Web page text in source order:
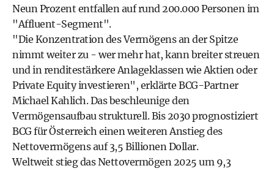
Neun Prozent entfallen auf rund 200.000 Personen im
"Affluent-Segment".
"Die Konzentration des Vermögens an der Spitze
nimmt weiter zu - wer mehr hat, kann breiter streuen
und in renditestärkere Anlageklassen wie Aktien oder
Private Equity investieren", erklärte BCG-Partner
Michael Kahlich. Das beschleunige den
Vermögensaufbau strukturell. Bis 2030 prognostiziert
BCG für Österreich einen weiteren Anstieg des
Nettovermögens auf 3,5 Billionen Dollar.
Weltweit stieg das Nettovermögen 2025 um 9,3